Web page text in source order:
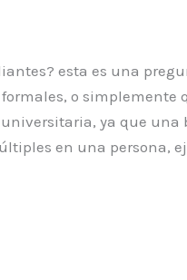
esta es una
o simplemente
ya que una
en una persona,